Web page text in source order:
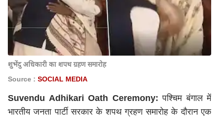
शुभेंदु अधिकारी का शपथ ग्रहण समारोह
Source : SOCIAL MEDIA
Suvendu Adhikari Oath Ceremony: पश्चिम बंगाल में
भारतीय जनता पार्टी सरकार के शपथ ग्रहण समारोह के दौरान एक